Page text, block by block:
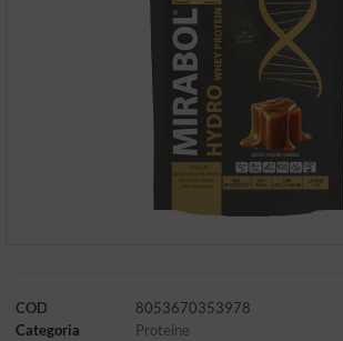
COD
8053670353978
Categoria
Proteine